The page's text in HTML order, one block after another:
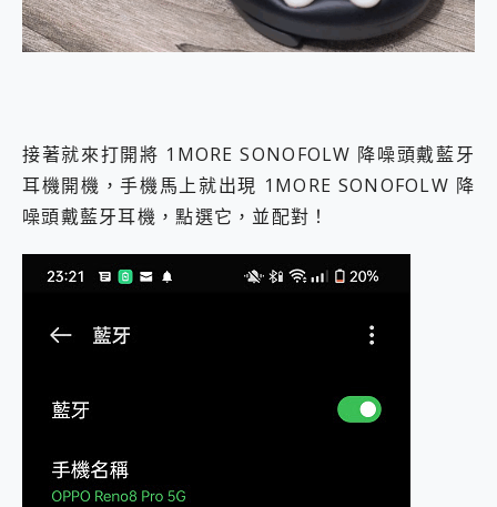
接著就來打開將 1MORE SONOFOLW 降噪頭戴藍牙
耳機開機，手機馬上就出現 1MORE SONOFOLW 降
噪頭戴藍牙耳機，點選它，並配對！